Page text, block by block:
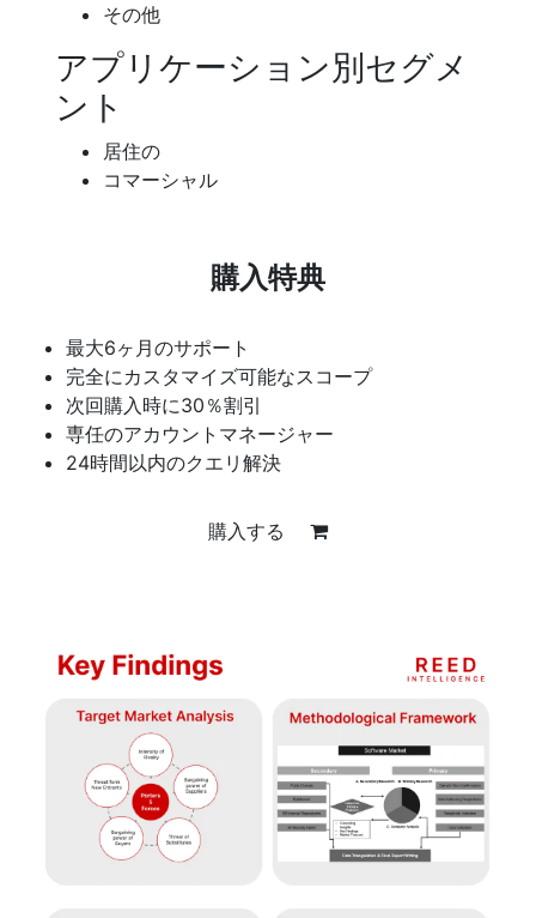
その他
アプリケーション別セグメ
ント
居住の
コマーシャル
購入特典
最大6ヶ月のサポート
完全にカスタマイズ可能なスコープ
次回購入時に30％割引
専任のアカウントマネージャー
24時間以内のクエリ解決
購入する